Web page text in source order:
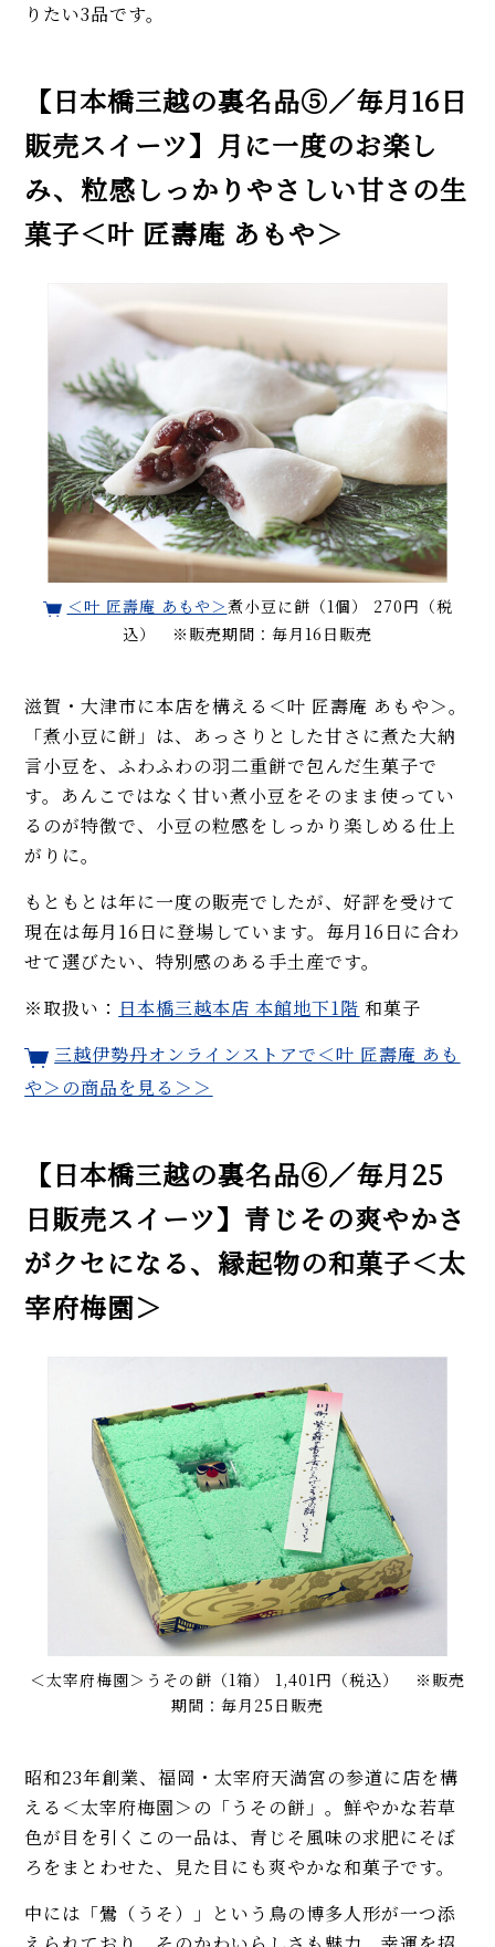
りたい3品です。
【日本橋三越の裏名品⑤／毎月16日
販売スイーツ】月に一度のお楽し
み、粒感しっかりやさしい甘さの生
菓子＜叶 匠壽庵 あもや＞
＜叶 匠壽庵 あもや＞煮小豆に餅（1個） 270円（税
込） ※販売期間：毎月16日販売
滋賀・大津市に本店を構える＜叶 匠壽庵 あもや＞。
「煮小豆に餅」は、あっさりとした甘さに煮た大納
言小豆を、ふわふわの羽二重餅で包んだ生菓子で
す。あんこではなく甘い煮小豆をそのまま使ってい
るのが特徴で、小豆の粒感をしっかり楽しめる仕上
がりに。
もともとは年に一度の販売でしたが、好評を受けて
現在は毎月16日に登場しています。毎月16日に合わ
せて選びたい、特別感のある手土産です。
※取扱い： 日本橋三越本店 本館地下1階 和菓子
三越伊勢丹オンラインストアで＜叶 匠壽庵 あも
や＞ の商品を見る＞＞
【日本橋三越の裏名品⑥／毎月25
日販売スイーツ】青じその爽やかさ
がクセになる、縁起物の和菓子＜太
宰府梅園＞
＜太宰府梅園＞うその餅（1箱） 1,401円（税込） ※販売
期間：毎月25日販売
昭和23年創業、福岡・太宰府天満宮の参道に店を構
える＜太宰府梅園＞の「うその餅」。鮮やかな若草
色が目を引くこの一品は、青じそ風味の求肥にそぼ
ろをまとわせた、見た目にも爽やかな和菓子です。
中には「鷽（うそ）」という鳥の博多人形が一つ添